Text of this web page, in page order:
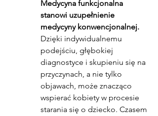
Medycyna funkcjonalna
stanowi uzupełnienie
medycyny konwencjonalnej.
Dzięki indywidualnemu
podejściu, głębokiej
diagnostyce i skupieniu się na
przyczynach, a nie tylko
objawach, może znacząco
wspierać kobiety w procesie
starania się o dziecko. Czasem